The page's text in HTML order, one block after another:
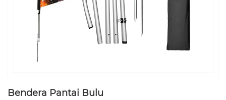
Bendera Pantai Bulu